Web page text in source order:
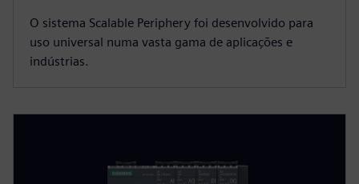
O sistema Scalable Periphery foi desenvolvido para
uso universal numa vasta gama de aplicações e
indústrias.